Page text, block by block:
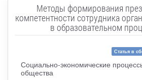
Методы формирования
компетентности сотрудника
в образовательном
Статья в
Социально-экономические
общества